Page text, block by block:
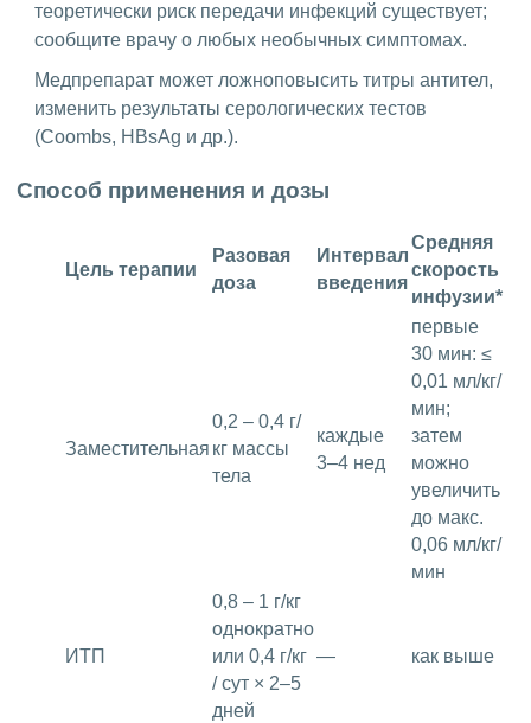
теоретически риск передачи инфекций существует;
сообщите врачу о любых необычных симптомах.
Медпрепарат может ложноповысить титры антител,
изменить результаты серологических тестов
(Coombs, HBsAg и др.).
Способ применения и дозы
Цель терапии
Разовая
доза
Интервал
введения
Средняя
скорость
инфузии*
Заместительная
0,2 – 0,4 г/
кг массы
тела
каждые
3–4 нед
первые
30 мин: ≤
0,01 мл/кг/
мин;
затем
можно
увеличить
до макс.
0,06 мл/кг/
мин
ИТП
0,8 – 1 г/кг
однократно
или 0,4 г/кг
/ сут × 2–5
дней
— как выше